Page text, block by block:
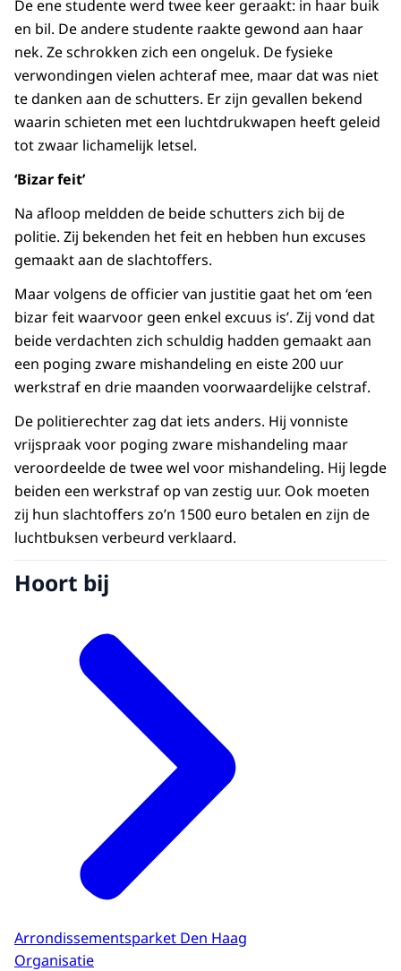
De ene studente werd twee keer geraakt: in haar buik
en bil. De andere studente raakte gewond aan haar
nek. Ze schrokken zich een ongeluk. De fysieke
verwondingen vielen achteraf mee, maar dat was niet
te danken aan de schutters. Er zijn gevallen bekend
waarin schieten met een luchtdrukwapen heeft geleid
tot zwaar lichamelijk letsel.
‘Bizar feit’
Na afloop meldden de beide schutters zich bij de
politie. Zij bekenden het feit en hebben hun excuses
gemaakt aan de slachtoffers.
Maar volgens de officier van justitie gaat het om ‘een
bizar feit waarvoor geen enkel excuus is’. Zij vond dat
beide verdachten zich schuldig hadden gemaakt aan
een poging zware mishandeling en eiste 200 uur
werkstraf en drie maanden voorwaardelijke celstraf.
De politierechter zag dat iets anders. Hij vonniste
vrijspraak voor poging zware mishandeling maar
veroordeelde de twee wel voor mishandeling. Hij legde
beiden een werkstraf op van zestig uur. Ook moeten
zij hun slachtoffers zo’n 1500 euro betalen en zijn de
luchtbuksen verbeurd verklaard.
Hoort bij
Arrondissementsparket Den Haag
Organisatie